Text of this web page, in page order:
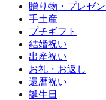
贈り物・プレゼン
手土産
プチギフト
結婚祝い
出産祝い
お礼・お返し
還暦祝い
誕生日